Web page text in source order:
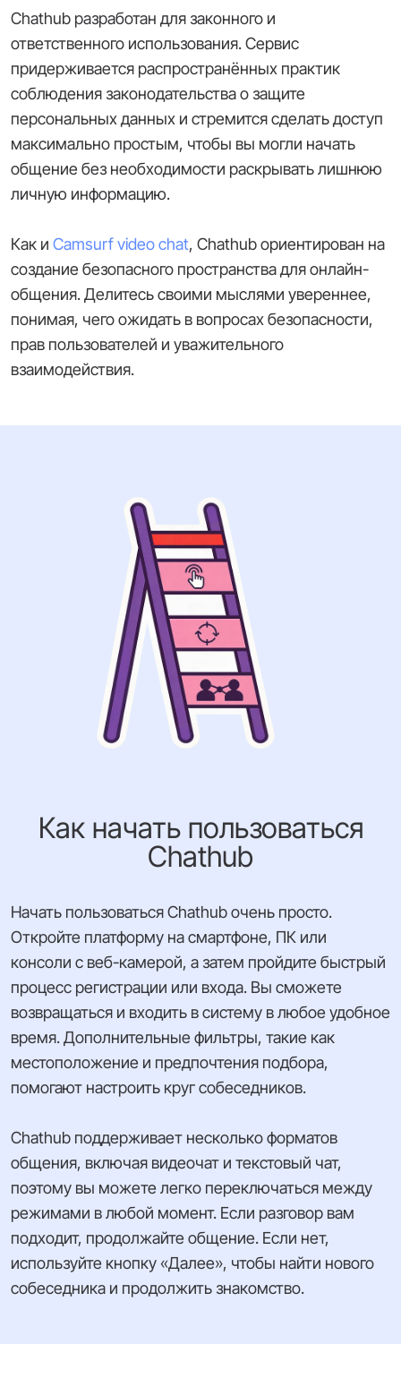
Chathub разработан для законного и
ответственного использования. Сервис
придерживается распространённых практик
соблюдения законодательства о защите
персональных данных и стремится сделать доступ
максимально простым, чтобы вы могли начать
общение без необходимости раскрывать лишнюю
личную информацию.
Как и Camsurf video chat, Chathub ориентирован на
создание безопасного пространства для онлайн-
общения. Делитесь своими мыслями увереннее,
понимая, чего ожидать в вопросах безопасности,
прав пользователей и уважительного
взаимодействия.
Как начать пользоваться
Chathub
Начать пользоваться Chathub очень просто.
Откройте платформу на смартфоне, ПК или
консоли с веб-камерой, а затем пройдите быстрый
процесс регистрации или входа. Вы сможете
возвращаться и входить в систему в любое удобное
время. Дополнительные фильтры, такие как
местоположение и предпочтения подбора,
помогают настроить круг собеседников.
Chathub поддерживает несколько форматов
общения, включая видеочат и текстовый чат,
поэтому вы можете легко переключаться между
режимами в любой момент. Если разговор вам
подходит, продолжайте общение. Если нет,
используйте кнопку «Далее», чтобы найти нового
собеседника и продолжить знакомство.